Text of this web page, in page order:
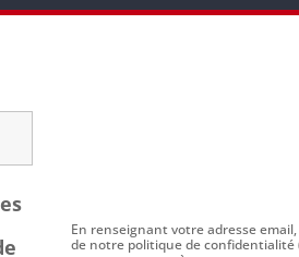
En renseignant votre adresse
de notre politique de confidentialité